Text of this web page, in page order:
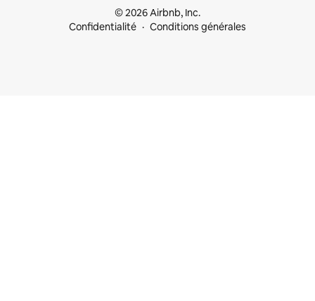
© 2026 Airbnb, Inc.
Confidentialité
Conditions générales